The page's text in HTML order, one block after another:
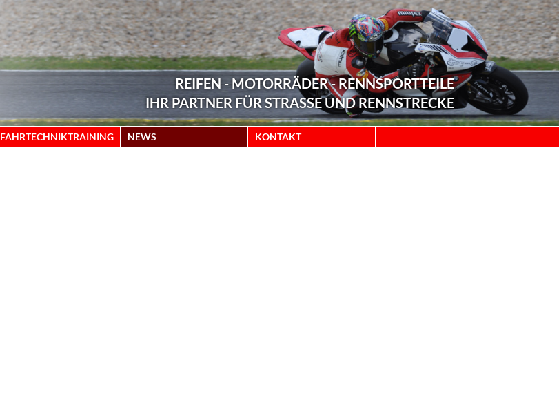
REIFEN - MOTORRÄDER - RENNSPORTTEILE
IHR PARTNER FÜR STRASSE UND RENNSTRECKE
FAHRTECHNIKTRAINING NEWS KONTAKT